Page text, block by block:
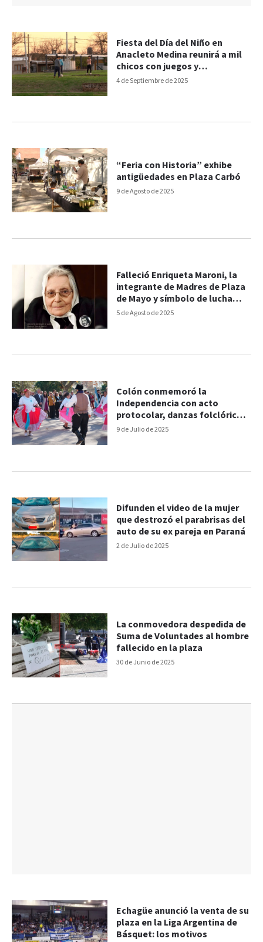
4 de Septiembre de 2025
Fiesta del Día del Niño en
Anacleto Medina reunirá a mil
chicos con juegos y
espectáculos
9 de Agosto de 2025
“Feria con Historia” exhibe
antigüedades en Plaza Carbó
5 de Agosto de 2025
Falleció Enriqueta Maroni, la
integrante de Madres de Plaza
de Mayo y símbolo de lucha
tenía 98 años
9 de Julio de 2025
Colón conmemoró la
Independencia con acto
protocolar, danzas folclóricas
y empanadas
2 de Julio de 2025
Difunden el video de la mujer
que destrozó el parabrisas del
auto de su ex pareja en Paraná
30 de Junio de 2025
La conmovedora despedida de
Suma de Voluntades al hombre
fallecido en la plaza
Echagüe anunció la venta de su
plaza en la Liga Argentina de
Básquet: los motivos